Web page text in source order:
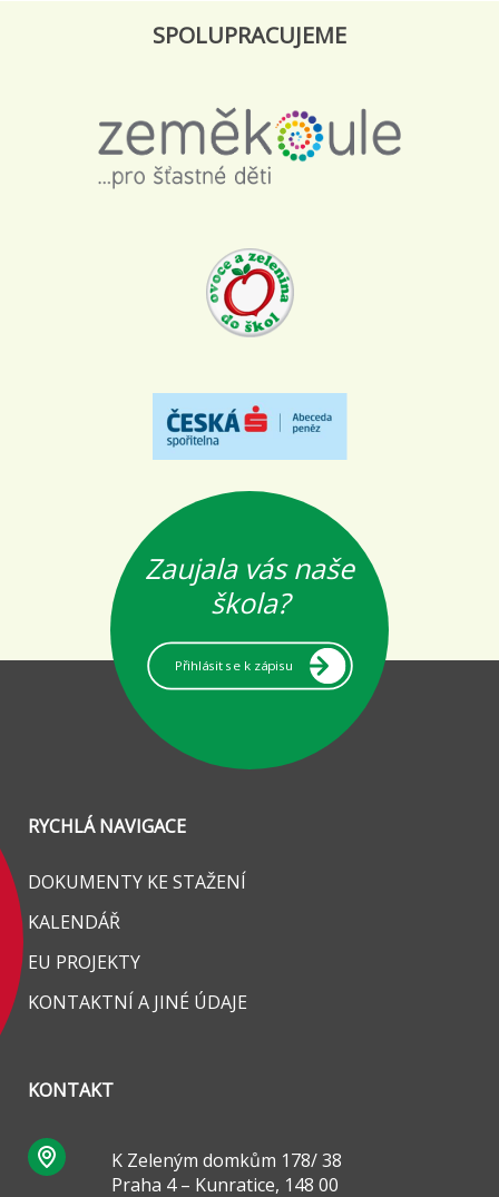
SPOLUPRACUJEME
RYCHLÁ NAVIGACE
DOKUMENTY KE STAŽENÍ
KALENDÁŘ
EU PROJEKTY
KONTAKTNÍ A JINÉ ÚDAJE
KONTAKT
K Zeleným domkům 178/ 38
Praha 4 – Kunratice, 148 00
Zaujala vás naše
škola?
Přihlásit se k zápisu